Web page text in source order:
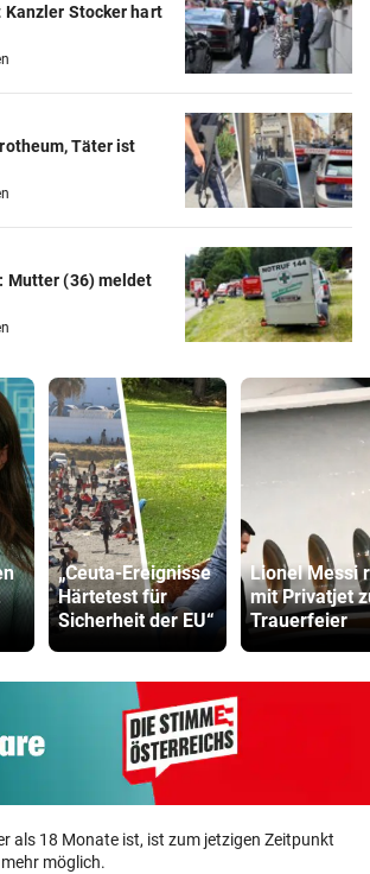
Stocker hart
Täter ist
Mutter (36) meldet
„Ceuta-Ereignisse
Härtetest für
Sicherheit der EU“
Lionel Messi
mit Privatjet
Trauerfeier
als 18 Monate ist, ist zum jetzigen Zeitpunkt
möglich.